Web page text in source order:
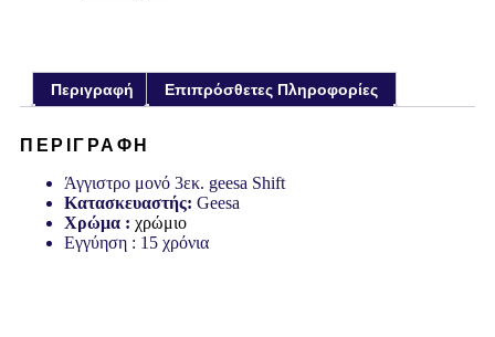
Περιγραφή Επιπρόσθετες Πληροφορίες
ΠΕΡΙΓΡΑΦΉ
Άγγιστρο μονό 3εκ. geesa Shift
Κατασκευαστής: Geesa
Χρώμα : χρώμιο
Εγγύηση : 15 χρόνια